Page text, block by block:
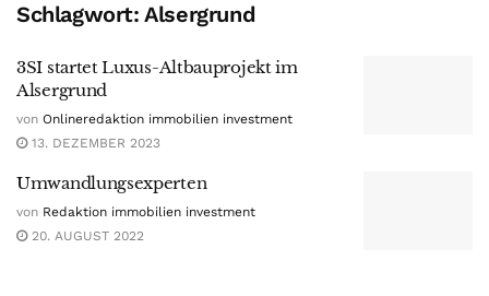
Schlagwort:Alsergrund
3SI startet Luxus-Altbauprojekt im
Alsergrund
von Onlineredaktion immobilien investment
13. DEZEMBER 2023
Umwandlungsexperten
von Redaktion immobilien investment
20. AUGUST 2022